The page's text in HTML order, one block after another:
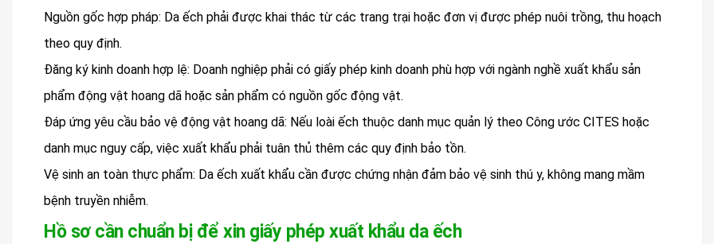
Nguồn gốc hợp pháp: Da ếch phải được khai thác từ các trang trại hoặc đơn vị được phép nuôi trồng, thu hoạch
theo quy định.
Đăng ký kinh doanh hợp lệ: Doanh nghiệp phải có giấy phép kinh doanh phù hợp với ngành nghề xuất khẩu sản
phẩm động vật hoang dã hoặc sản phẩm có nguồn gốc động vật.
Đáp ứng yêu cầu bảo vệ động vật hoang dã: Nếu loài ếch thuộc danh mục quản lý theo Công ước CITES hoặc
danh mục nguy cấp, việc xuất khẩu phải tuân thủ thêm các quy định bảo tồn.
Vệ sinh an toàn thực phẩm: Da ếch xuất khẩu cần được chứng nhận đảm bảo vệ sinh thú y, không mang mầm
bệnh truyền nhiễm.
Hồ sơ cần chuẩn bị để xin giấy phép xuất khẩu da ếch